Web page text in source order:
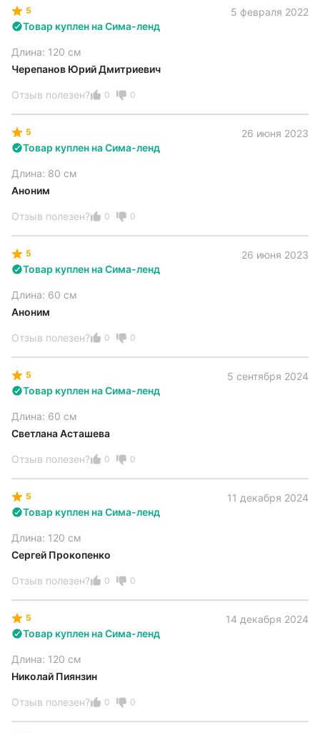
5
5 февраля 2022
Товар куплен на Сима-ленд
Длина: 120 см
Черепанов Юрий Дмитриевич
Отзыв полезен? 0 0
5
26 июня 2023
Товар куплен на Сима-ленд
Длина: 80 см
Аноним
Отзыв полезен? 0 0
5
26 июня 2023
Товар куплен на Сима-ленд
Длина: 60 см
Аноним
Отзыв полезен? 0 0
5
5 сентября 2024
Товар куплен на Сима-ленд
Длина: 60 см
Светлана Асташева
Отзыв полезен? 0 0
5
11 декабря 2024
Товар куплен на Сима-ленд
Длина: 120 см
Сергей Прокопенко
Отзыв полезен? 0 0
5
14 декабря 2024
Товар куплен на Сима-ленд
Длина: 120 см
Николай Пиянзин
Отзыв полезен? 0 0